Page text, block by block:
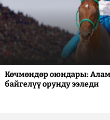
Көчмөндөр оюндары:
байгелүү орунду ээледи